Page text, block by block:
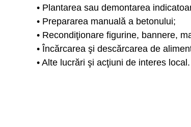
• Plantarea sau demontarea
• Prepararea manuală a betonului;
• Recondiţionare figurine, bannere,
• Încărcarea şi descărcarea de
• Alte lucrări şi acţiuni de interes local.